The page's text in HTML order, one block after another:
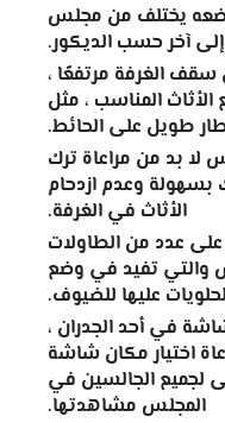
وضعه يختلف من مجلس
إلى آخر حسب الديكور.
سقف الغرفة مرتفعًا ،
المناسب ، مثل
طويل على الحائط.
لا بد من مراعاة ترك
بسهولة وعدم ازدحام
الأثاث في الغرفة.
على عدد من الطاولات
والتي تفيد في وضع
عليها للضيوف.
في أحد الجدران ،
اختيار مكان شاشة
لجميع الجالسين في
المجلس مشاهدتها.